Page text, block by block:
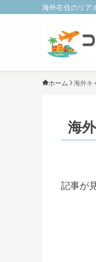
海外在住のリア
ホーム 海外キ
海
記事が